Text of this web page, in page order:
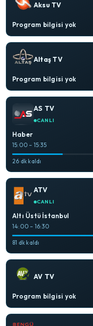
Aksu TV
Program bilgisi yok
Altaş TV
Program bilgisi yok
AS TV
CANLI
Haber
15:00 – 15:35
26 dk kaldı
ATV
CANLI
Altı Üstü İstanbul
14:00 – 16:30
81 dk kaldı
AV TV
Program bilgisi yok